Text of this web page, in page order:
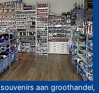
aan groothandel,